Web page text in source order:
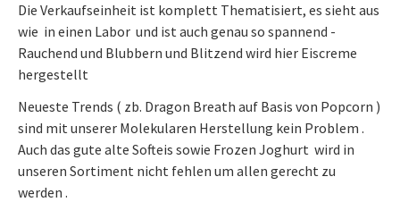
Die Verkaufseinheit ist komplett Thematisiert, es sieht aus
wie in einen Labor und ist auch genau so spannend -
Rauchend und Blubbern und Blitzend wird hier Eiscreme
hergestellt
Neueste Trends ( zb. Dragon Breath auf Basis von Popcorn )
sind mit unserer Molekularen Herstellung kein Problem .
Auch das gute alte Softeis sowie Frozen Joghurt wird in
unseren Sortiment nicht fehlen um allen gerecht zu
werden .